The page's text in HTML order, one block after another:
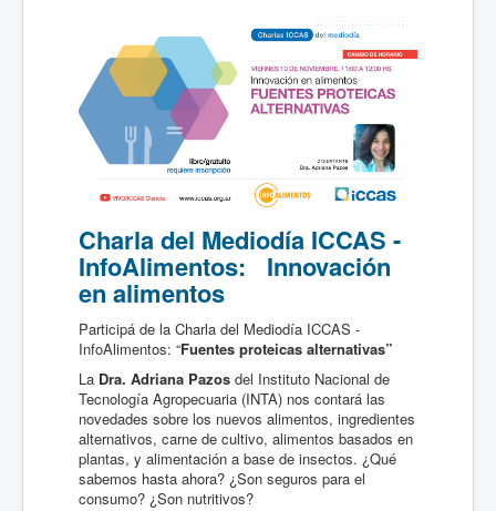
Charla del Mediodía ICCAS -
InfoAlimentos: Innovación
en alimentos
Participá de la Charla del Mediodía ICCAS -
InfoAlimentos: “Fuentes proteicas alternativas”
La Dra. Adriana Pazos del Instituto Nacional de
Tecnología Agropecuaria (INTA) nos contará las
novedades sobre los nuevos alimentos, ingredientes
alternativos, carne de cultivo, alimentos basados en
plantas, y alimentación a base de insectos. ¿Qué
sabemos hasta ahora? ¿Son seguros para el
consumo? ¿Son nutritivos?